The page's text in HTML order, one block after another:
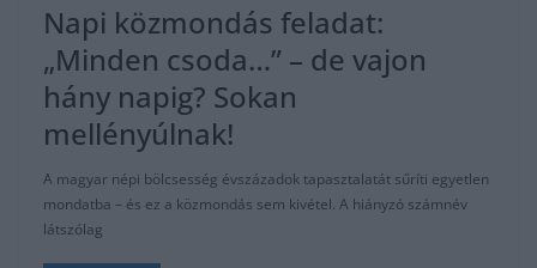
Napi közmondás feladat:
„Minden csoda…” – de vajon
hány napig? Sokan
mellényúlnak!
A magyar népi bölcsesség évszázadok tapasztalatát sűríti egyetlen
mondatba – és ez a közmondás sem kivétel. A hiányzó számnév
látszólag